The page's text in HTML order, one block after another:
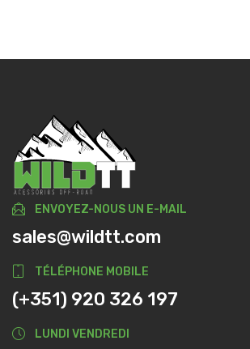
ENVOYEZ-NOUS UN E-MAIL
sales@wildtt.com
TÉLÉPHONE MOBILE
(+351) 920 326 197
LUNDI VENDREDI